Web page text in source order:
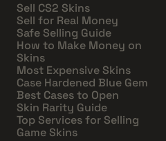
Sell CS2 Skins
Sell for Real Money
Safe Selling Guide
How to Make Money on
Skins
Most Expensive Skins
Case Hardened Blue Gem
Best Cases to Open
Skin Rarity Guide
Top Services for Selling
Game Skins